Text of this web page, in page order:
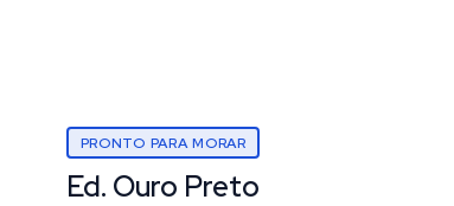
PRONTO PARA MORAR
Ed. Ouro Preto